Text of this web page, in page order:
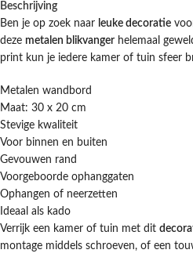
Beschrijving
Ben je op zoek naar leuke decoratie
deze metalen blikvanger helemaal
print kun je iedere kamer of tuin sfeer
Metalen wandbord
Maat: 30 x 20 cm
Stevige kwaliteit
Voor binnen en buiten
Gevouwen rand
Voorgeboorde ophanggaten
Ophangen of neerzetten
Ideaal als kado
Verrijk een kamer of tuin met dit
montage middels schroeven, of een